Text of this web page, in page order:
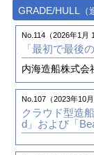
No.90（2018年7月 1
3次元艤装設計
次元化を図る
株式会社 臼杵
造船業をITで
援・技術開発～
GRADE/HULL
No.114（2026年1月
「最初で最後
内海造船株式会
No.107（2023年10月
クラウド型造
d」および「